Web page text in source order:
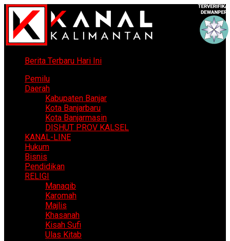
Berita Terbaru Hari Ini
Pemilu
Daerah
Kabupaten Banjar
Kota Banjarbaru
Kota Banjarmasin
DISHUT PROV KALSEL
KANAL-LINE
Hukum
Bisnis
Pendidikan
RELIGI
Manaqib
Karomah
Majlis
Khasanah
Kisah Sufi
Ulas Kitab